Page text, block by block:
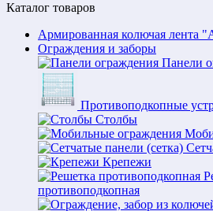
Каталог товаров
Армированная колючая лента
Ограждения и заборы
Панели
Противоподкопные
Столбы
Крепежи
противоподкопная